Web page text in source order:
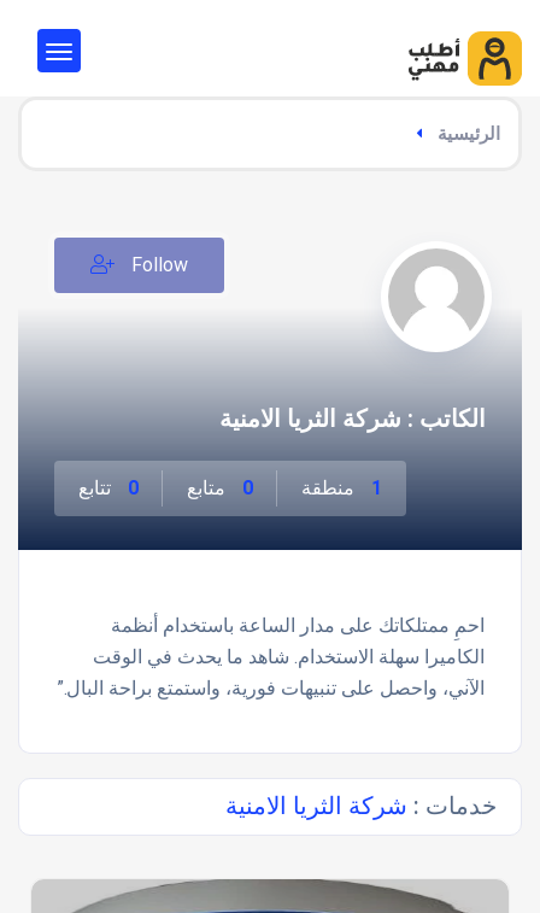
الرئيسية
الكاتب : شركة الثريا الامنية
1 منطقة 0 متابع 0 تتابع
Follow
احمِ ممتلكاتك على مدار الساعة باستخدام أنظمة
الكاميرا سهلة الاستخدام. شاهد ما يحدث في الوقت
الآني، واحصل على تنبيهات فورية، واستمتع براحة البال.”
خدمات : شركة الثريا الامنية